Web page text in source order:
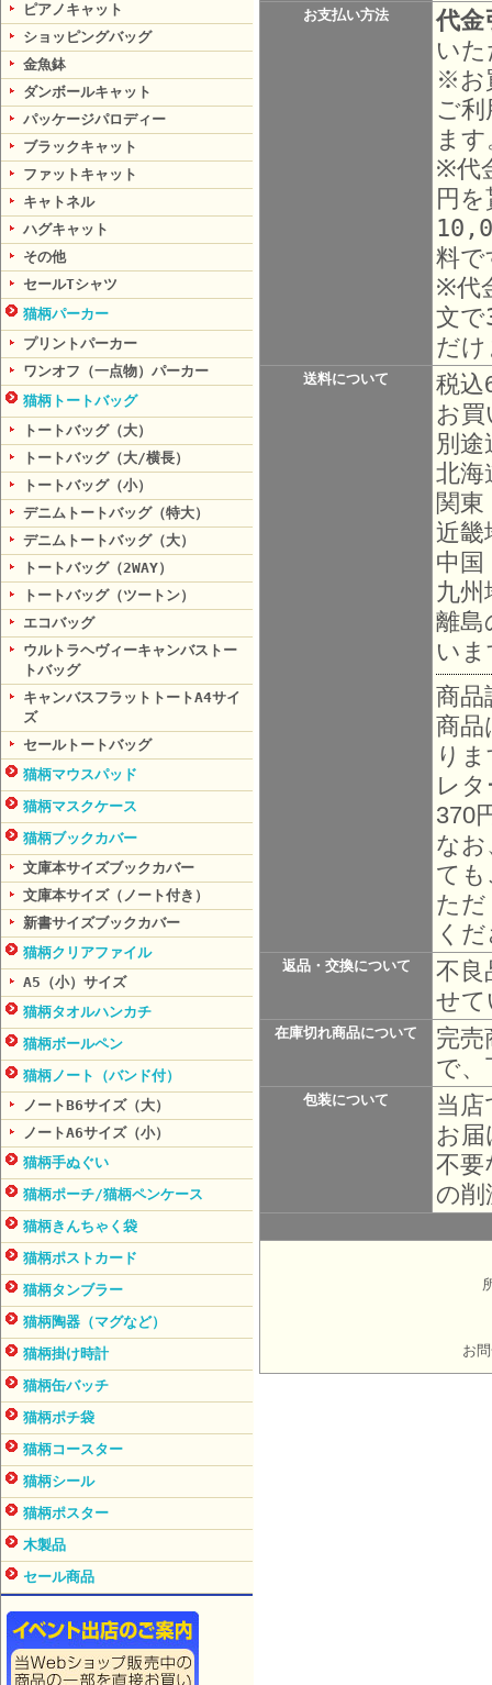
ピアノキャット
ショッピングバッグ
金魚鉢
ダンボールキャット
パッケージパロディー
ブラックキャット
ファットキャット
キャトネル
ハグキャット
その他
セールTシャツ
猫柄パーカー
プリントパーカー
ワンオフ（一点物）パーカー
猫柄トートバッグ
トートバッグ（大）
トートバッグ（大/横長）
トートバッグ（小）
デニムトートバッグ（特大）
デニムトートバッグ（大）
トートバッグ（2WAY）
トートバッグ（ツートン）
エコバッグ
ウルトラヘヴィーキャンバストー
トバッグ
キャンバスフラットトートA4サイ
ズ
セールトートバッグ
猫柄マウスパッド
猫柄マスクケース
猫柄ブックカバー
文庫本サイズブックカバー
文庫本サイズ（ノート付き）
新書サイズブックカバー
猫柄クリアファイル
A5（小）サイズ
猫柄タオルハンカチ
猫柄ボールペン
猫柄ノート（バンド付）
ノートB6サイズ（大）
ノートA6サイズ（小）
猫柄手ぬぐい
猫柄ポーチ/猫柄ペンケース
猫柄きんちゃく袋
猫柄ポストカード
猫柄タンブラー
猫柄陶器（マグなど）
猫柄掛け時計
猫柄缶バッチ
猫柄ポチ袋
猫柄コースター
猫柄シール
猫柄ポスター
木製品
セール商品
お支払い方法
代金
い
※お
ご
ま
※代
円
料で
※代
文
だ
送料について
税込
お
別
北海
関東
近畿
中国
九州
離島
い
商品
商品
り
レ
370
な
て
た
く
返品・交換について
不良
せ
在庫切れ商品について
完
で、
包装について
当
お
不要
の
お